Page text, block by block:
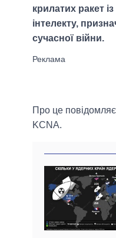
крилатих ракет
інтелекту,
сучасної війни.
Про це повідомляє
KCNA.